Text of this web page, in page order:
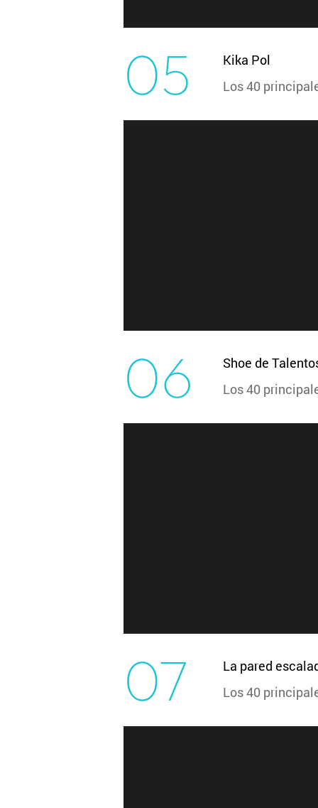
05
Kika Pol
Los 40
06
Shoe de
Los 40
07
La pared
Los 40